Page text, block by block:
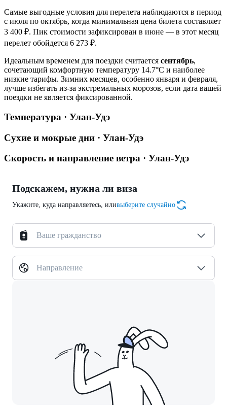
Самые выгодные условия для перелета наблюдаются в период
с июля по октябрь, когда минимальная цена билета составляет
3 400 ₽. Пик стоимости зафиксирован в июне — в этот месяц
перелет обойдется 6 273 ₽.
Идеальным временем для поездки считается сентябрь,
сочетающий комфортную температуру 14.7°C и наиболее
низкие тарифы. Зимних месяцев, особенно января и февраля,
лучше избегать из-за экстремальных морозов, если дата вашей
поездки не является фиксированной.
Температура · Улан-Удэ
Сухие и мокрые дни · Улан-Удэ
Скорость и направление ветра · Улан-Удэ
Подскажем, нужна ли виза
Укажите, куда направляетесь, иливыберите случайно
Ваше гражданство
Направление